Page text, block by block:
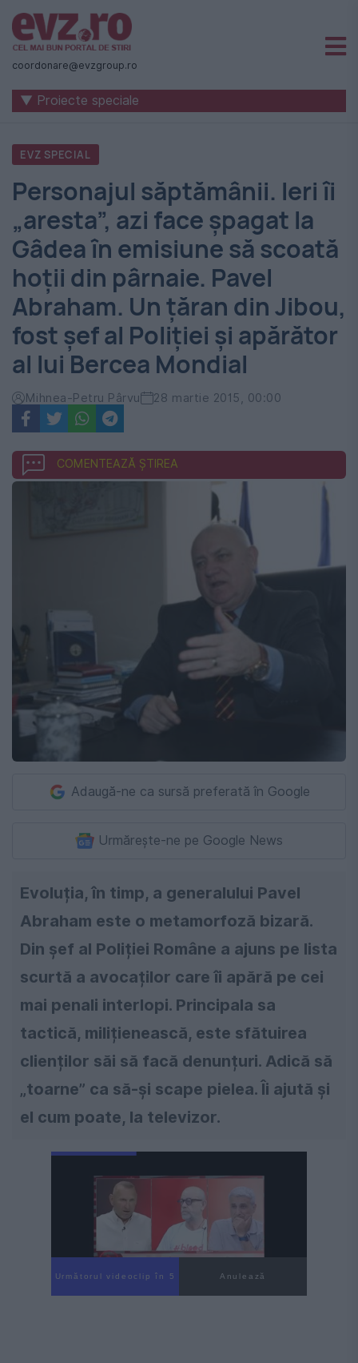
Știri
naționale
internaționale
România
-
Evenimentul
Zilei
coordonare@evzgroup.ro
▼ Proiecte speciale
EVZ SPECIAL
Personajul săptămânii. Ieri îi
„aresta”, azi face șpagat la
Gâdea în emisiune să scoată
hoții din pârnaie. Pavel
Abraham. Un țăran din Jibou,
fost șef al Poliției și apărător
al lui Bercea Mondial
Mihnea-Petru Pârvu 28 martie 2015, 00:00
COMENTEAZĂ ȘTIREA
Adaugă-ne ca sursă preferată în Google
Urmărește-ne pe Google News
Evoluția, în timp, a generalului Pavel
Abraham este o metamorfoză bizară.
Din șef al Poliției Române a ajuns pe lista
scurtă a avocaților care îi apără pe cei
mai penali interlopi. Principala sa
tactică, milițienească, este sfătuirea
clienților săi să facă denunțuri. Adică să
„toarne” ca să-și scape pielea. Îi ajută și
el cum poate, la televizor.
Următorul videoclip în 4 Anulează